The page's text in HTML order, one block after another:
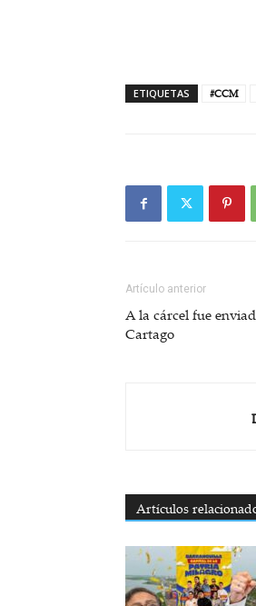
ETIQUETAS #CCM
Artículo anterior
A la cárcel fue
Cartago
Artículos